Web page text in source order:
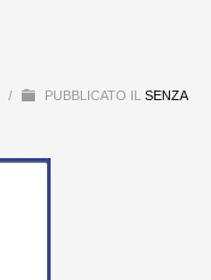
/ PUBBLICATO IL SENZA